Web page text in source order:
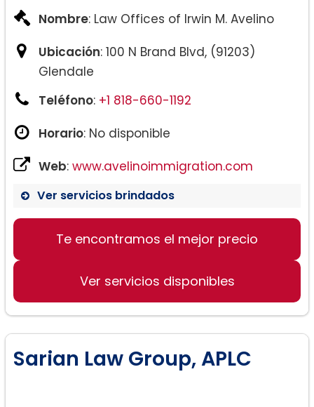
Nombre: Law Offices of Irwin M. Avelino
Ubicación: 100 N Brand Blvd, (91203)
Glendale
Teléfono: +1 818-660-1192
Horario: No disponible
Web: www.avelinoimmigration.com
Ver servicios brindados
Te encontramos el mejor precio
Ver servicios disponibles
Sarian Law Group, APLC